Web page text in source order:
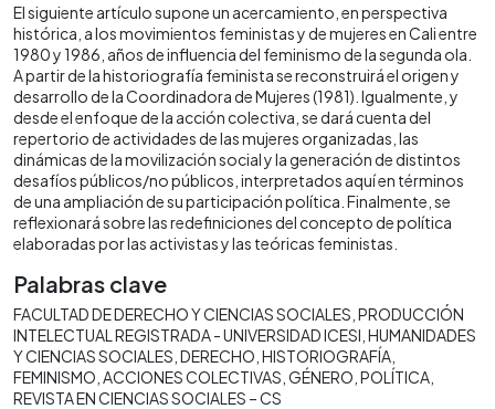
El siguiente artículo supone un acercamiento, en perspectiva
histórica, a los movimientos feministas y de mujeres en Cali entre
1980 y 1986, años de influencia del feminismo de la segunda ola.
A partir de la historiografía feminista se reconstruirá el origen y
desarrollo de la Coordinadora de Mujeres (1981). Igualmente, y
desde el enfoque de la acción colectiva, se dará cuenta del
repertorio de actividades de las mujeres organizadas, las
dinámicas de la movilización social y la generación de distintos
desafíos públicos/no públicos, interpretados aquí en términos
de una ampliación de su participación política. Finalmente, se
reflexionará sobre las redefiniciones del concepto de política
elaboradas por las activistas y las teóricas feministas.
Palabras clave
FACULTAD DE DERECHO Y CIENCIAS SOCIALES PRODUCCIÓN
INTELECTUAL REGISTRADA - UNIVERSIDAD ICESI HUMANIDADES
Y CIENCIAS SOCIALES DERECHO HISTORIOGRAFÍA
FEMINISMO ACCIONES COLECTIVAS GÉNERO POLÍTICA
REVISTA EN CIENCIAS SOCIALES – CS